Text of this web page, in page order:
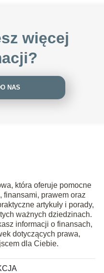
więcej
NAS
która oferuje pomocne
finansami, prawem oraz
artykuły i porady,
ważnych dziedzinach.
informacji o finansach,
dotyczących prawa,
dla Ciebie.